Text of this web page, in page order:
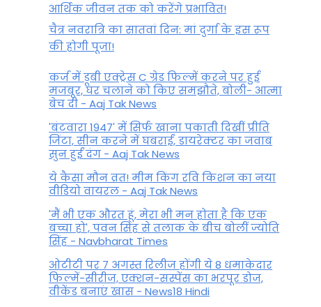
आर्थिक जीवन तक को करेंगे प्रभावित!
चैत्र नवरात्रि का सातवां दिन: मां दुर्गा के इस रूप
की होगी पूजा!
कर्ज में डूबी एक्ट्रेस C ग्रेड फिल्में करने पर हुई
मजबूर, घर चलाने को किए समझौते, बोली- आत्मा
बेच दी - Aaj Tak News
'बंटवारा 1947' में सिर्फ खाना पकाती दिखीं प्रीति
जिंटा, सीन करने में घबराईं, डायरेक्टर का जवाब
सुन हुईं दंग - Aaj Tak News
ये कैसा मौन व्रत! मीम किंग रवि किशन का नया
वीडियो वायरल - Aaj Tak News
'मैं भी एक औरत हूं, मेरा भी मन होता है कि एक
बच्चा हो', पवन सिंह से तलाक के बीच बोलीं ज्योति
सिंह - Navbharat Times
ओटीटी पर 7 अगस्त रिलीज होंगी ये 8 धमाकेदार
फिल्में-सीरीज, एक्शन-सस्पेंस का भरपूर डोज,
वीकेंड बनाएं खास - News18 Hindi